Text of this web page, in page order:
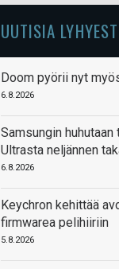
UUTISIA
Doom pyörii nyt
6.8.2026
Samsungin
Ultrasta neljännen
6.8.2026
Keychron kehittää
firmwarea pelihiiriin
5.8.2026